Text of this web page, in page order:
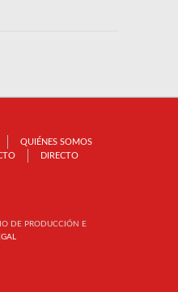
QUIÉNES SOMOS
DIRECTO
DE PRODUCCIÓN E